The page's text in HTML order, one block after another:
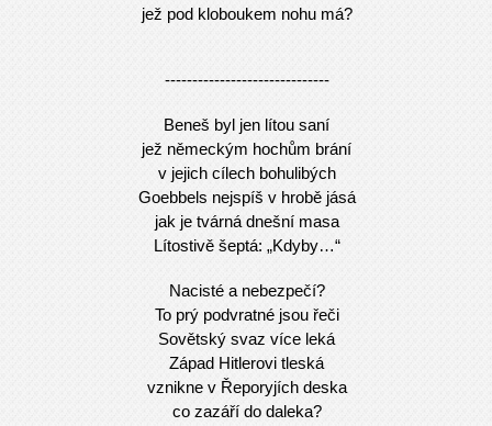
jež pod kloboukem nohu má?
------------------------------
Beneš byl jen lítou saní
jež německým hochům brání
v jejich cílech bohulibých
Goebbels nejspíš v hrobě jásá
jak je tvárná dnešní masa
Lítostivě šeptá: „Kdyby…“
Nacisté a nebezpečí?
To prý podvratné jsou řeči
Sovětský svaz více leká
Západ Hitlerovi tleská
vznikne v Řeporyjích deska
co zazáří do daleka?